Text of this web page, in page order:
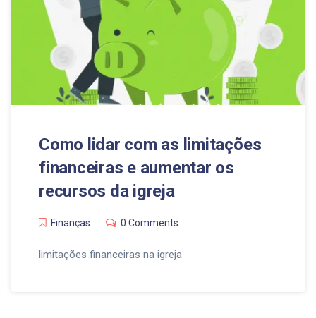
Como lidar com as limitações
financeiras e aumentar os
recursos da igreja
Finanças 0 Comments
limitações financeiras na igreja